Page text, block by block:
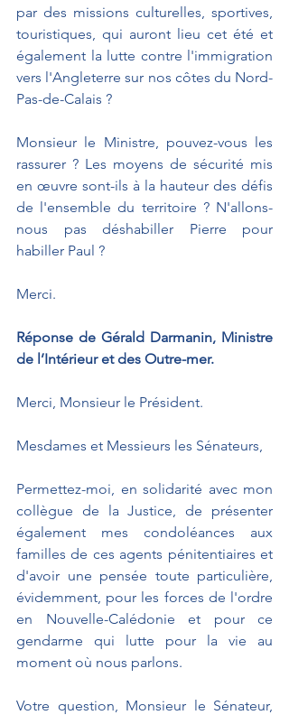
par des missions culturelles, sportives,
touristiques, qui auront lieu cet été et
également la lutte contre l'immigration
vers l'Angleterre sur nos côtes du Nord-
Pas-de-Calais ?
Monsieur le Ministre, pouvez-vous les
rassurer ? Les moyens de sécurité mis
en œuvre sont-ils à la hauteur des défis
de l'ensemble du territoire ? N'allons-
nous pas déshabiller Pierre pour
habiller Paul ?
Merci.
Réponse de Gérald Darmanin, Ministre
de l’Intérieur et des Outre-mer.
Merci, Monsieur le Président.
Mesdames et Messieurs les Sénateurs,
Permettez-moi, en solidarité avec mon
collègue de la Justice, de présenter
également mes condoléances aux
familles de ces agents pénitentiaires et
d'avoir une pensée toute particulière,
évidemment, pour les forces de l'ordre
en Nouvelle-Calédonie et pour ce
gendarme qui lutte pour la vie au
moment où nous parlons.
Votre question, Monsieur le Sénateur,